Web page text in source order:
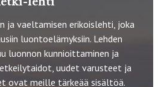
ja vaeltamisen erikoislehti, joka
luontoelämyksiin. Lehden
luonnon kunnioittaminen ja
uudet varusteet ja
ovat meille tärkeää sisältöä.